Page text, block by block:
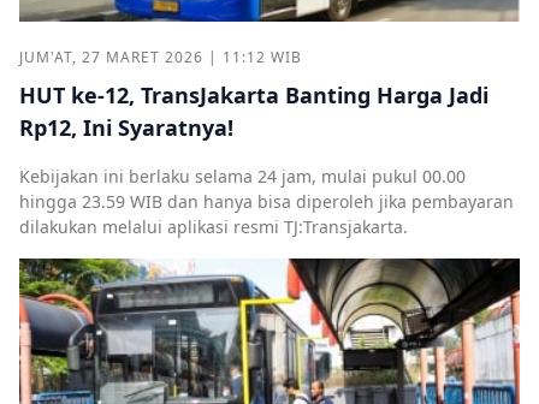
JUM'AT, 27 MARET 2026 | 11:12 WIB
HUT ke-12, TransJakarta Banting Harga Jadi
Rp12, Ini Syaratnya!
Kebijakan ini berlaku selama 24 jam, mulai pukul 00.00
hingga 23.59 WIB dan hanya bisa diperoleh jika pembayaran
dilakukan melalui aplikasi resmi TJ:Transjakarta.